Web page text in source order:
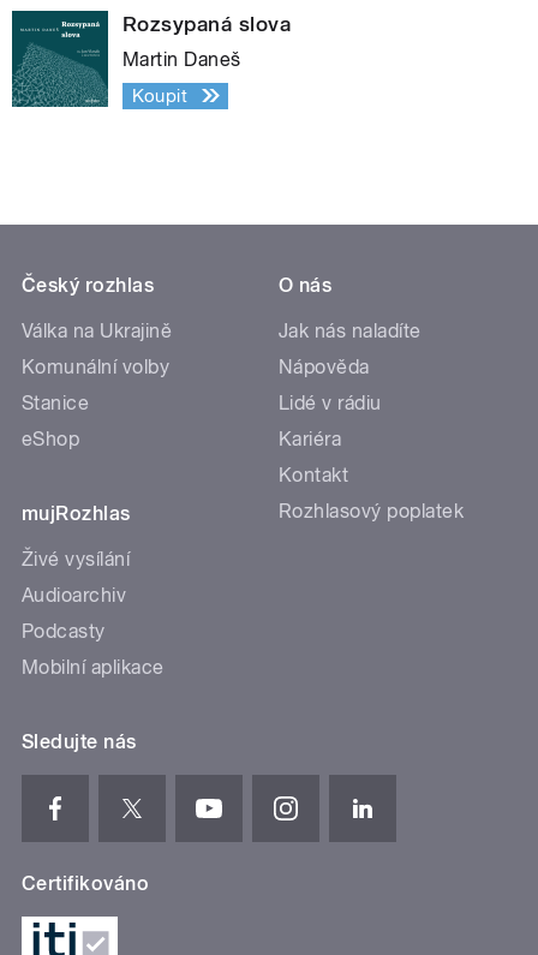
Rozsypaná slova
Martin Daneš
Koupit
Český rozhlas
Válka na Ukrajině
Komunální volby
Stanice
eShop
mujRozhlas
Živé vysílání
Audioarchiv
Podcasty
Mobilní aplikace
O nás
Jak nás naladíte
Nápověda
Lidé v rádiu
Kariéra
Kontakt
Rozhlasový poplatek
Sledujte nás
Certifikováno